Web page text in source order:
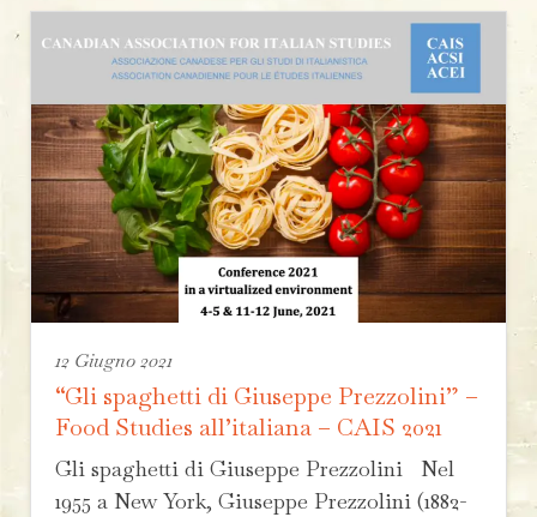
12 Giugno 2021
“Gli spaghetti di Giuseppe Prezzolini” –
Food Studies all’italiana – CAIS 2021
Gli spaghetti di Giuseppe Prezzolini Nel
1955 a New York, Giuseppe Prezzolini (1882-